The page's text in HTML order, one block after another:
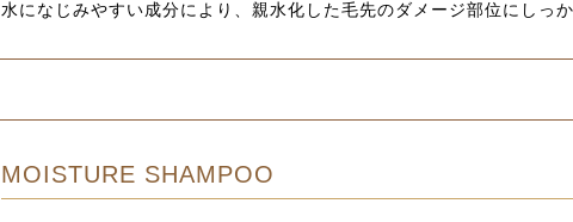
水になじみやすい成分により、親水化した毛先のダメージ部位にしっ
MOISTURE SHAMPOO